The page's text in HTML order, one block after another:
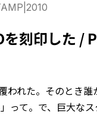
2010
刻印した /
われた。そのとき
って。で、巨大な